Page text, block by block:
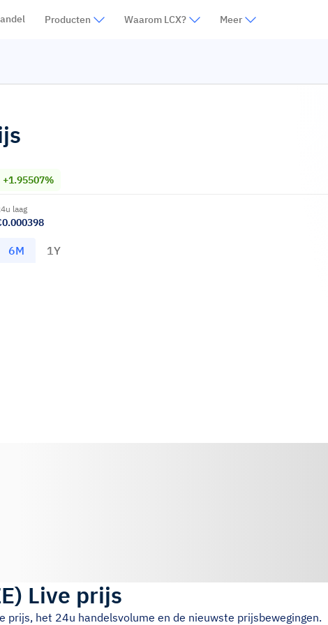
Producten Waarom LCX? Meer
+1.95507%
laag
6M 1Y
) Live prijs
prijs, het 24u handelsvolume en de nieuwste prijsbewegingen.